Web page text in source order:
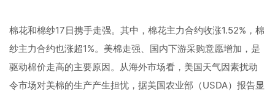
棉花和棉纱17日携手走强。其中，棉花主力合约收涨1.52%，棉
纱主力合约也涨超1%。美棉走强、国内下游采购意愿增加，是
驱动棉价走高的主要原因。从海外市场看，美国天气因素扰动
令市场对美棉的生产产生担忧，据美国农业部（USDA）报告显